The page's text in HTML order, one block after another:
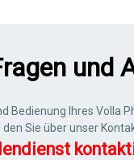
und
Bedienung Ihres Volla
Sie über unser